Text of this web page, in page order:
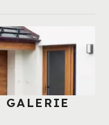
GALERIE